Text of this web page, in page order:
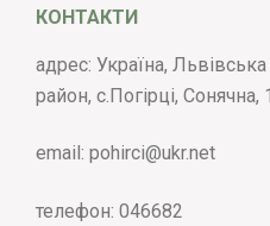
КОНТАКТИ
адрес: Україна,
район, с.Погірці, Сонячна, 1
email: pohirci@ukr.net
телефон: 046682